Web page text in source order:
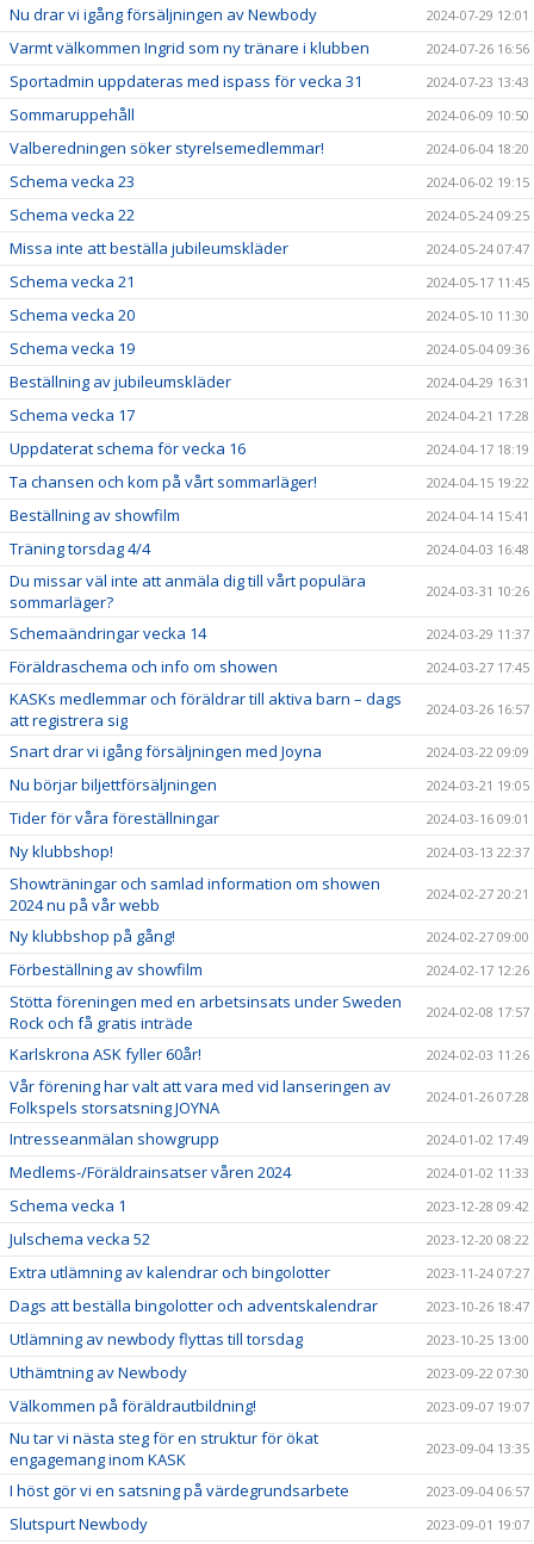
Nu drar vi igång försäljningen av Newbody 2024-07-29 12:01
Varmt välkommen Ingrid som ny tränare i klubben 2024-07-26 16:56
Sportadmin uppdateras med ispass för vecka 31 2024-07-23 13:43
Sommaruppehåll 2024-06-09 10:50
Valberedningen söker styrelsemedlemmar! 2024-06-04 18:20
Schema vecka 23 2024-06-02 19:15
Schema vecka 22 2024-05-24 09:25
Missa inte att beställa jubileumskläder 2024-05-24 07:47
Schema vecka 21 2024-05-17 11:45
Schema vecka 20 2024-05-10 11:30
Schema vecka 19 2024-05-04 09:36
Beställning av jubileumskläder 2024-04-29 16:31
Schema vecka 17 2024-04-21 17:28
Uppdaterat schema för vecka 16 2024-04-17 18:19
Ta chansen och kom på vårt sommarläger! 2024-04-15 19:22
Beställning av showfilm 2024-04-14 15:41
Träning torsdag 4/4 2024-04-03 16:48
Du missar väl inte att anmäla dig till vårt populära
sommarläger?
2024-03-31 10:26
Schemaändringar vecka 14 2024-03-29 11:37
Föräldraschema och info om showen 2024-03-27 17:45
KASKs medlemmar och föräldrar till aktiva barn – dags
att registrera sig
2024-03-26 16:57
Snart drar vi igång försäljningen med Joyna 2024-03-22 09:09
Nu börjar biljettförsäljningen 2024-03-21 19:05
Tider för våra föreställningar 2024-03-16 09:01
Ny klubbshop! 2024-03-13 22:37
Showträningar och samlad information om showen
2024 nu på vår webb
2024-02-27 20:21
Ny klubbshop på gång! 2024-02-27 09:00
Förbeställning av showfilm 2024-02-17 12:26
Stötta föreningen med en arbetsinsats under Sweden
Rock och få gratis inträde
2024-02-08 17:57
Karlskrona ASK fyller 60år! 2024-02-03 11:26
Vår förening har valt att vara med vid lanseringen av
Folkspels storsatsning JOYNA
2024-01-26 07:28
Intresseanmälan showgrupp 2024-01-02 17:49
Medlems-/Föräldrainsatser våren 2024 2024-01-02 11:33
Schema vecka 1 2023-12-28 09:42
Julschema vecka 52 2023-12-20 08:22
Extra utlämning av kalendrar och bingolotter 2023-11-24 07:27
Dags att beställa bingolotter och adventskalendrar 2023-10-26 18:47
Utlämning av newbody flyttas till torsdag 2023-10-25 13:00
Uthämtning av Newbody 2023-09-22 07:30
Välkommen på föräldrautbildning! 2023-09-07 19:07
Nu tar vi nästa steg för en struktur för ökat
engagemang inom KASK
2023-09-04 13:35
I höst gör vi en satsning på värdegrundsarbete 2023-09-04 06:57
Slutspurt Newbody 2023-09-01 19:07